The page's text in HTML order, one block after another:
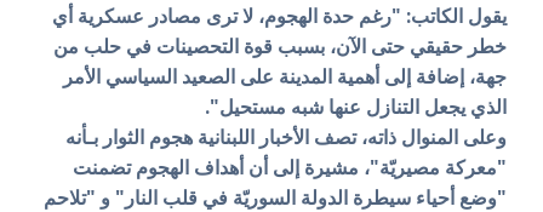
يقول الكاتب: "رغم حدة الهجوم، لا ترى مصادر عسكرية أي
خطر حقيقي حتى الآن، بسبب قوة التحصينات في حلب من
جهة، إضافة إلى أهمية المدينة على الصعيد السياسي الأمر
الذي يجعل التنازل عنها شبه مستحيل".
وعلى المنوال ذاته، تصف الأخبار اللبنانية هجوم الثوار بـأنه
"معركة مصيريّة"، مشيرة إلى أن أهداف الهجوم تضمنت
"وضع أحياء سيطرة الدولة السوريّة في قلب النار" و "تلاحم